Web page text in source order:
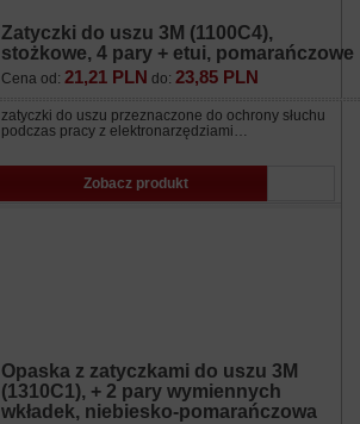
Zatyczki do uszu 3M (1100C4),
stożkowe, 4 pary + etui, pomarańczowe
Cena od: 21,21 PLN do: 23,85 PLN
zatyczki do uszu przeznaczone do ochrony słuchu
podczas pracy z elektronarzędziami…
Zobacz produkt
Opaska z zatyczkami do uszu 3M
(1310C1), + 2 pary wymiennych
wkładek, niebiesko-pomarańczowa